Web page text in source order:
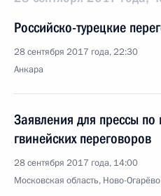
Российско-турецкие
28 сентября 2017 года, 22:30
Анкара
Заявления для прессы по
гвинейских переговоров
28 сентября 2017 года, 14:00
Московская область, Ново-Огарёво